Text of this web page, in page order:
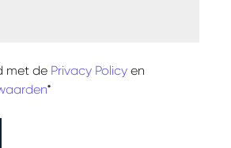
met de Privacy Policy en
*